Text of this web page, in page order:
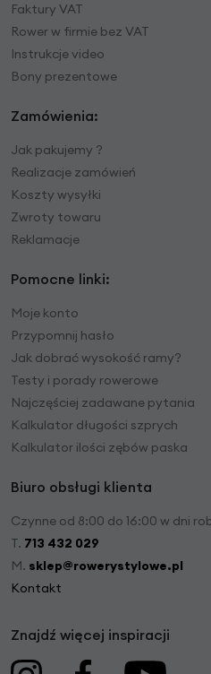
Faktury VAT
Rower w firmie bez VAT
Instrukcje video
Bony prezentowe
Zamówienia:
Jak pakujemy ?
Realizacje zamówień
Koszty wysyłki
Zwroty towaru
Reklamacje
Pomocne linki:
Moje konto
Przypomnij hasło
Jak dobrać wysokość ramy?
Testy i porady rowerowe
Najczęściej zadawane pytania
Kalkulator długości szprych
Kalkulator ilości zębów paska
Biuro obsługi klienta
Czynne od 8:00 do 16:00 w dni
T. 713 432 029
M. sklep@rowerystylowe.pl
Kontakt
Znajdź więcej inspiracji